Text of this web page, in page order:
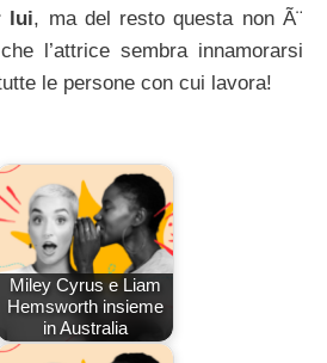
lui, ma del resto questa non Ã¨
l’attrice sembra innamorarsi
le persone con cui lavora!
Miley Cyrus e Liam
Hemsworth insieme
in Australia